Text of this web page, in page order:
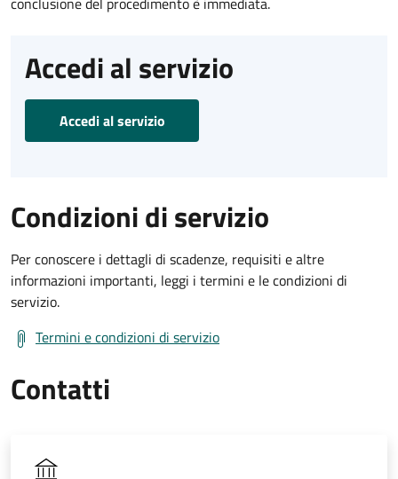
Accedi al servizio
Accedi al servizio
Condizioni di servizio
Per conoscere i dettagli di scadenze, requisiti e altre
informazioni importanti, leggi i termini e le condizioni di
servizio.
Termini e condizioni di servizio
Contatti